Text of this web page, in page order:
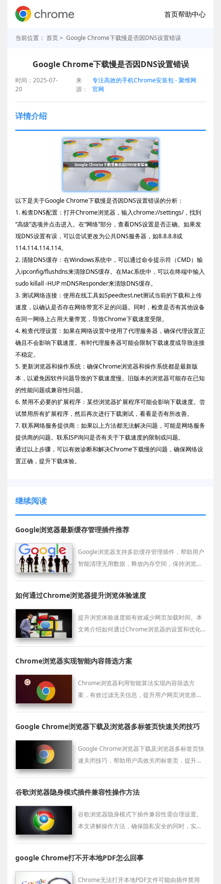
首页帮助中心
当前位置： 首页> Google Chrome下载慢是否因DNS设置错误
Google Chrome下载慢是否因DNS设置错误
时间：2025-07-
20
来
源：
专注高效的手机Chrome安装包 - 聚维网
官网
详情介绍
以下是关于Google Chrome下载慢是否因DNS设置错误的分析：
1. 检查DNS配置：打开Chrome浏览器，输入chrome://settings/，找到
“高级”选项并点击进入。在“网络”部分，查看DNS设置是否正确。如果发
现DNS设置有误，可以尝试更改为公共DNS服务器，如8.8.8.8或
114.114.114.114。
2. 清除DNS缓存：在Windows系统中，可以通过命令提示符（CMD）输
入ipconfig/flushdns来清除DNS缓存。在Mac系统中，可以在终端中输入
sudo killall -HUP mDNSResponder来清除DNS缓存。
3. 测试网络连接：使用在线工具如Speedtest.net测试当前的下载和上传
速度，以确认是否存在网络带宽不足的问题。同时，检查是否有其他设备
在同一网络上占用大量带宽，导致Chrome下载速度受限。
4. 检查代理设置：如果在网络设置中使用了代理服务器，确保代理设置正
确且不会影响下载速度。有时代理服务器可能会限制下载速度或导致连接
不稳定。
5. 更新浏览器和操作系统：确保Chrome浏览器和操作系统都是最新版
本，以避免因软件问题导致的下载速度慢。旧版本的浏览器可能存在已知
的性能问题或兼容性问题。
6. 禁用不必要的扩展程序：某些浏览器扩展程序可能会影响下载速度。尝
试禁用所有扩展程序，然后再次进行下载测试，看看是否有所改善。
7. 联系网络服务提供商：如果以上方法都无法解决问题，可能是网络服务
提供商的问题。联系ISP询问是否有关于下载速度的限制或问题。
通过以上步骤，可以有效诊断和解决Chrome下载慢的问题，确保网络设
置正确，提升下载体验。
继续阅读
Google浏览器最新缓存管理插件推荐
Google浏览器支持多款缓存管理插件，帮助用户
智能清理无用数据，释放内存空间，保持浏览器
如何通过Chrome浏览器提升浏览体验速度
提升浏览体验速度能有效减少网页加载时间。本
文将介绍如何通过Chrome浏览器的设置和优化
Chrome浏览器实现智能内容筛选方案
Chrome浏览器利用智能算法实现内容筛选方
案，有效过滤无关信息，提升用户网页浏览质量
Google Chrome浏览器下载及浏览器多标签页快速关闭技巧
Google Chrome浏览器下载及浏览器多标签页快
速关闭技巧，帮助用户高效关闭标签页，提升浏
谷歌浏览器隐身模式插件兼容性操作方法
谷歌浏览器隐身模式下插件兼容性需合理设置。
本文讲解操作方法，确保隐私安全的同时，实现
google Chrome打不开本地PDF怎么回事
Chrome无法打开本地PDF文件可能由插件禁用